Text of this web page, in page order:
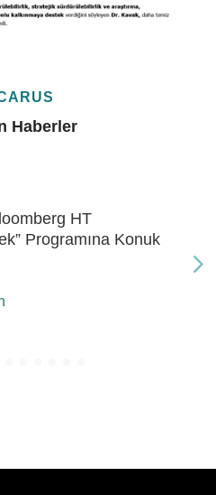
Haberler
Bloomberg HT “Gelecek
Konuk Oldu